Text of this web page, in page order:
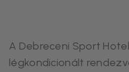
A Debreceni Sport
légkondicionált